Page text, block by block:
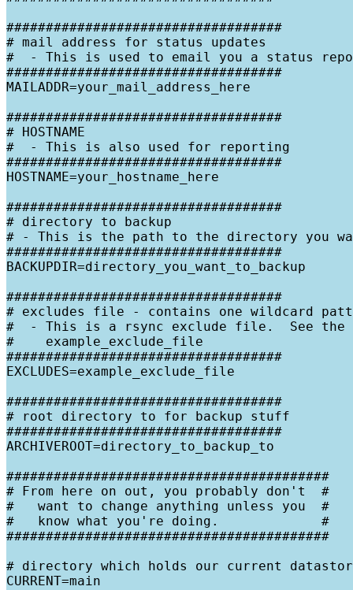
###################################
# mail address for status updates
#  - This is used to email you a status
###################################
MAILADDR=your_mail_address_here
###################################
# HOSTNAME
#  - This is also used for reporting
###################################
HOSTNAME=your_hostname_here
###################################
# directory to backup
# - This is the path to the directory you
###################################
BACKUPDIR=directory_you_want_to_backup
###################################
# excludes file - contains one wildcard
#  - This is a rsync exclude file.  See the
#    example_exclude_file
###################################
EXCLUDES=example_exclude_file
###################################
# root directory to for backup stuff
###################################
ARCHIVEROOT=directory_to_backup_to
#########################################
# From here on out, you probably don't  #
#   want to change anything unless you  #
#   know what you're doing.             #
#########################################
# directory which holds our current
CURRENT=main